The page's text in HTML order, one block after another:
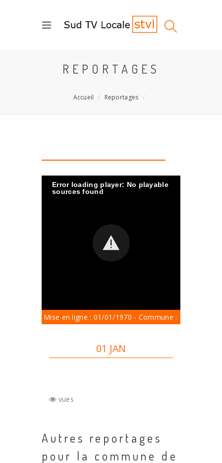
REPORTAGES
Accueil Reportages
Error loading player: No playable
sources found
Mise en ligne : 01/01/1970 - Commune :
01 JAN
vues
Autres reportages
pour la commune de